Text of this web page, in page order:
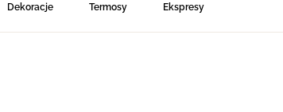
Dekoracje Termosy Ekspresy